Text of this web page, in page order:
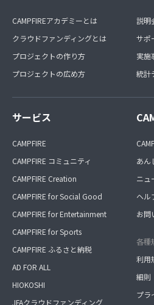
CAMPFIREアカデミーとは
クラウドファンディングとは
プロジェクトの作り方
プロジェクトの広め方
説明
サポ
実施
統計
サービス
CAMPFIRE
CAMPFIRE コミュニティ
CAMPFIRE Creation
CAMPFIRE for Social Good
CAMPFIRE for Entertainment
CAMPFIRE for Sports
CAMPFIRE ふるさと納税
AD FOR ALL
HIOKOSHI
JFAクラウドファンディング
あん
ニュ
ヘル
お問
各種
利用
細則
プラ